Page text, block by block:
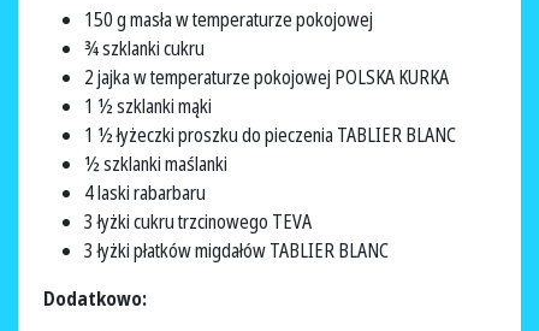
150 g masła w temperaturze pokojowej
¾ szklanki cukru
2 jajka w temperaturze pokojowej POLSKA KURKA
1 ½ szklanki mąki
1 ½ łyżeczki proszku do pieczenia TABLIER BLANC
½ szklanki maślanki
4 laski rabarbaru
3 łyżki cukru trzcinowego TEVA
3 łyżki płatków migdałów TABLIER BLANC
Dodatkowo: